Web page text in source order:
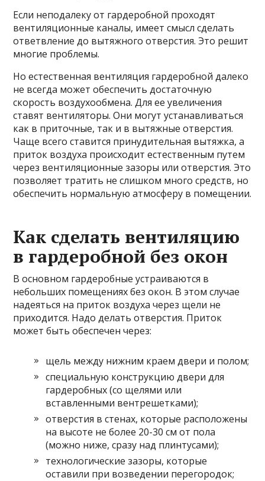
Если неподалеку от гардеробной проходят
вентиляционные каналы, имеет смысл сделать
ответвление до вытяжного отверстия. Это решит
многие проблемы.
Но естественная вентиляция гардеробной далеко
не всегда может обеспечить достаточную
скорость воздухообмена. Для ее увеличения
ставят вентиляторы. Они могут устанавливаться
как в приточные, так и в вытяжные отверстия.
Чаще всего ставится принудительная вытяжка, а
приток воздуха происходит естественным путем
через вентиляционные зазоры или отверстия. Это
позволяет тратить не слишком много средств, но
обеспечить нормальную атмосферу в помещении.
Как сделать вентиляцию
в гардеробной без окон
В основном гардеробные устраиваются в
небольших помещениях без окон. В этом случае
надеяться на приток воздуха через щели не
приходится. Надо делать отверстия. Приток
может быть обеспечен через:
щель между нижним краем двери и полом;
специальную конструкцию двери для
гардеробных (со щелями или
вставленными вентрешетками);
отверстия в стенах, которые расположены
на высоте не более 20-30 см от пола
(можно ниже, сразу над плинтусами);
технологические зазоры, которые
оставили при возведении перегородок;